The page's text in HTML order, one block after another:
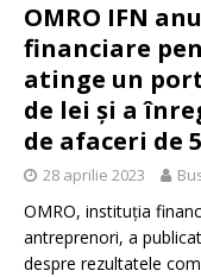
OMRO IFN
financiare
atinge un
de lei și a
de afaceri de
28 aprilie 2023
OMRO, instituția
antreprenori, a
despre rezultatele